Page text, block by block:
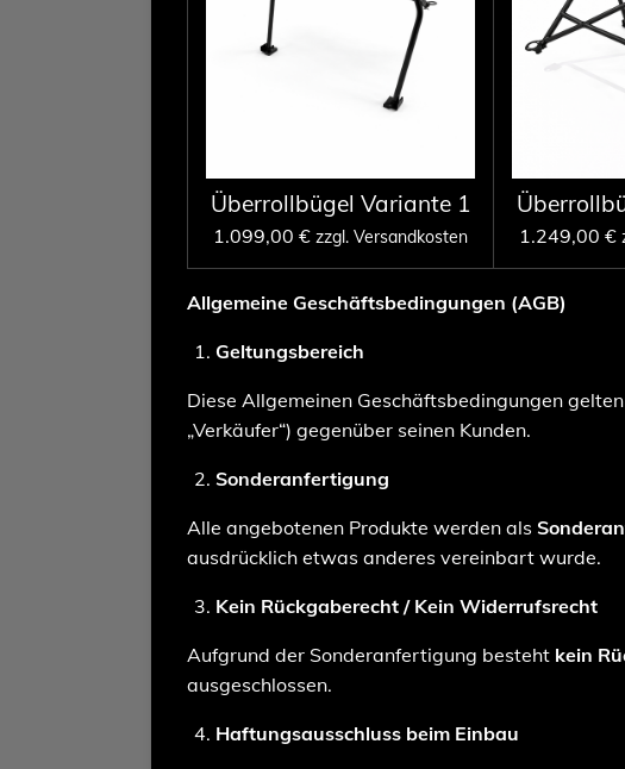
Überrollbügel Variante 1
1.099,00 € zzgl. Versandkosten 1.249,00 €
Allgemeine Geschäftsbedingungen (AGB)
Geltungsbereich
Diese Allgemeinen Geschäftsbedingungen
„Verkäufer“) gegenüber seinen Kunden.
Sonderanfertigung
Alle angebotenen Produkte werden als
ausdrücklich etwas anderes vereinbart wurde.
Kein Rückgaberecht / Kein Widerrufsrecht
Aufgrund der Sonderanfertigung besteht kein
ausgeschlossen.
Haftungsausschluss beim Einbau